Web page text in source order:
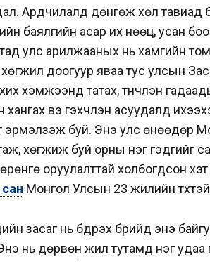
Ардчилалд дөнгөж хөл тавиад
баялгийн асар их нөөц, усан
улс арилжааных нь хамгийн том
доогуур яваа тус улсын
хэмжээнд татах, түүнчлэн
хангах вэ гэхчлэн асуудалд
буй. Энэ улс өнөөдөр
хөгжиж буй орны нэг гэдгийг
оруулалттай холбогдсон
Монгол Улсын 23 жилийн
засаг нь бүдрэх бүрийд энэ
нь дөрвөн жил тутамд нэг удаа